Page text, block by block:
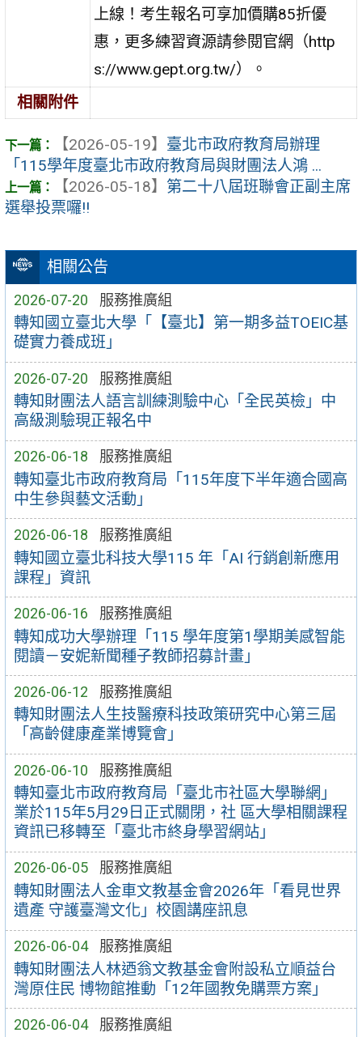
相關公告
2026-07-20 服務推廣組
轉知國立臺北大學「【臺北】第一期多益TOEIC基
礎實力養成班」
2026-07-20 服務推廣組
轉知財團法人語言訓練測驗中心「全民英檢」中
高級測驗現正報名中
2026-06-18 服務推廣組
轉知臺北市政府教育局「115年度下半年適合國高
中生參與藝文活動」
2026-06-18 服務推廣組
轉知國立臺北科技大學115 年「AI 行銷創新應用
課程」資訊
2026-06-16 服務推廣組
轉知成功大學辦理「115 學年度第1學期美感智能
閱讀－安妮新聞種子教師招募計畫」
2026-06-12 服務推廣組
轉知財團法人生技醫療科技政策研究中心第三屆
「高齡健康產業博覽會」
2026-06-10 服務推廣組
轉知臺北市政府教育局「臺北市社區大學聯網」
業於115年5月29日正式關閉，社 區大學相關課程
資訊已移轉至「臺北市終身學習網站」
2026-06-05 服務推廣組
轉知財團法人金車文教基金會2026年「看見世界
遺產 守護臺灣文化」校園講座訊息
2026-06-04 服務推廣組
轉知財團法人林迺翁文教基金會附設私立順益台
灣原住民 博物館推動「12年國教免購票方案」
2026-06-04 服務推廣組
上線！考生報名可享加價購85折優
惠，更多練習資源請參閱官網（http
s://www.gept.org.tw/）。
相關附件
【2026-05-19】 臺北市政府教育局辦理
「115學年度臺北市政府教育局與財團法人鴻 ...
【2026-05-18】 第二十八屆班聯會正副主席
選舉投票囉!!